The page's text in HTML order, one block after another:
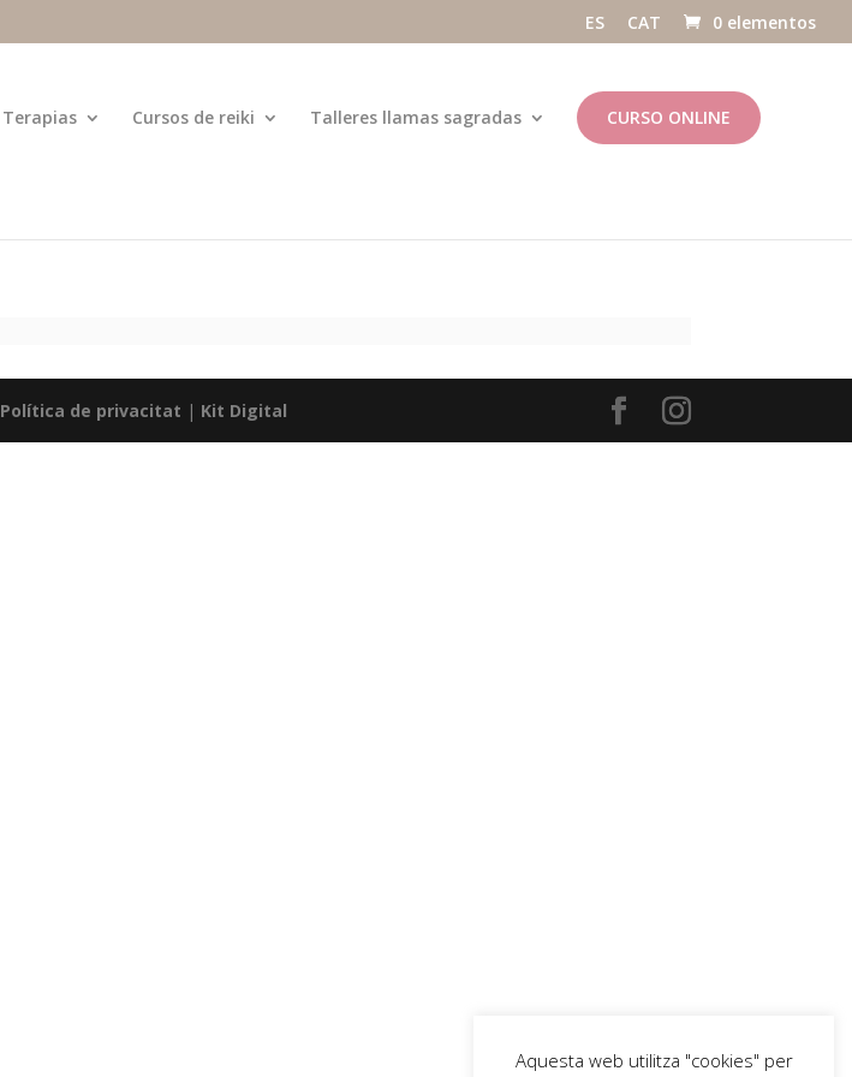
ES CAT 0 elementos
Terapias Cursos de reiki Talleres llamas sagradas CURSO ONLINE
Política de privacitat | Kit Digital
Aquesta web utilitza "cookies" per